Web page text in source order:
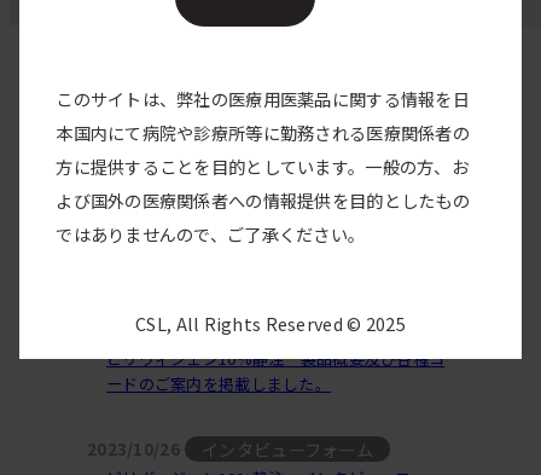
すべての製品
すべてのカテゴリー
2024/04/01 供給状況
ピリヴィジェン10%静注 限定出荷解除のお知
2024/04/01 その他
ピリヴィジェン10%静注 製品概要及び各種コ
ードのご案内を掲載しました。
2023/10/26 インタビューフォーム
このサイトは、弊社の医療用医薬品に関する情報を日
本国内にて病院や診療所等に勤務される医療関係者の
方に提供することを目的としています。一般の方、お
よび国外の医療関係者への情報提供を目的としたもの
ではありませんので、ご了承ください。
CSL, All Rights Reserved © 2025